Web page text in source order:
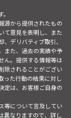
源から提供されたもの
て意見を表明し、また
デリバティブ取引、
また、過去の実績や予
ん。提供する情報等は
除されることがござい
った行動の結果に対し
定は、お客様ご自身の
等について言及してい
異なりますので、詳し